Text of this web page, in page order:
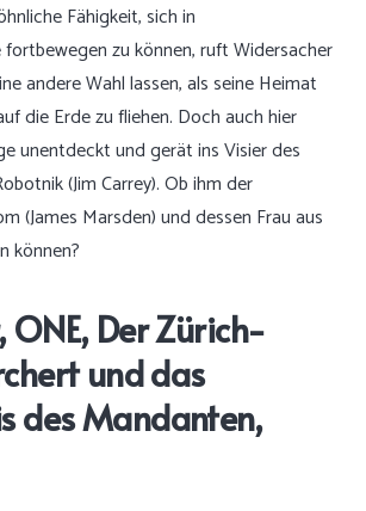
Fähigkeit, sich in
fortbewegen zu können, ruft Widersacher
andere Wahl lassen, als seine Heimat
die Erde zu fliehen. Doch auch hier
unentdeckt und gerät ins Visier des
(Jim Carrey). Ob ihm der
(James Marsden) und dessen Frau aus
können?
ONE, Der Zürich-
und das
des Mandanten,